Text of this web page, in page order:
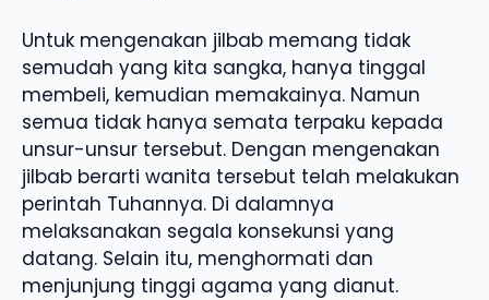
Untuk mengenakan jilbab memang tidak
semudah yang kita sangka, hanya tinggal
membeli, kemudian memakainya. Namun
semua tidak hanya semata terpaku kepada
unsur-unsur tersebut. Dengan mengenakan
jilbab berarti wanita tersebut telah melakukan
perintah Tuhannya. Di dalamnya
melaksanakan segala konsekunsi yang
datang. Selain itu, menghormati dan
menjunjung tinggi agama yang dianut.